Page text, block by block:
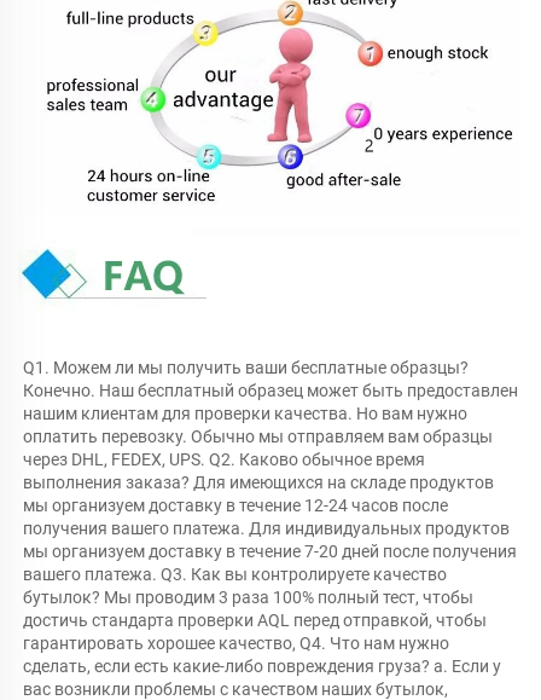
Q1. Можем ли мы получить ваши бесплатные образцы?
Конечно. Наш бесплатный образец может быть предоставлен
нашим клиентам для проверки качества. Но вам нужно
оплатить перевозку. Обычно мы отправляем вам образцы
через DHL, FEDEX, UPS. Q2. Каково обычное время
выполнения заказа? Для имеющихся на складе продуктов
мы организуем доставку в течение 12-24 часов после
получения вашего платежа. Для индивидуальных продуктов
мы организуем доставку в течение 7-20 дней после получения
вашего платежа. Q3. Как вы контролируете качество
бутылок? Мы проводим 3 раза 100% полный тест, чтобы
достичь стандарта проверки AQL перед отправкой, чтобы
гарантировать хорошее качество, Q4. Что нам нужно
сделать, если есть какие-либо повреждения груза? a. Если у
вас возникли проблемы с качеством наших бутылок,